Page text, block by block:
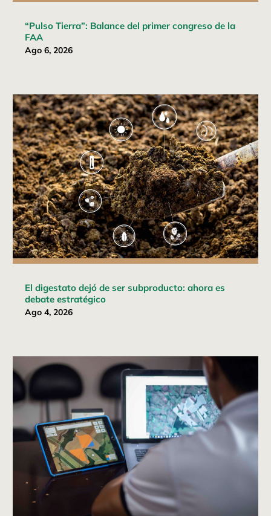
“Pulso Tierra”: Balance del primer congreso de la
FAA
Ago 6, 2026
El digestato dejó de ser subproducto: ahora es
debate estratégico
Ago 4, 2026